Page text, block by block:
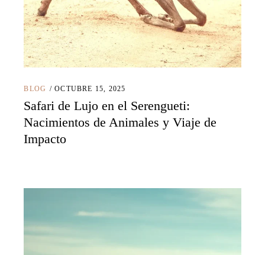
BLOG OCTUBRE 15, 2025
Safari de Lujo en el Serengueti:
Nacimientos de Animales y Viaje de
Impacto